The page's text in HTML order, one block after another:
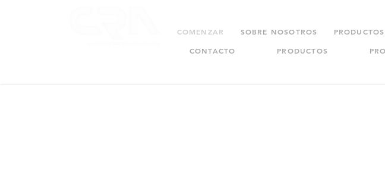
COMENZAR SOBRE NOSOTROS PRODUCTOS
CONTACTO
PRODUCTOS